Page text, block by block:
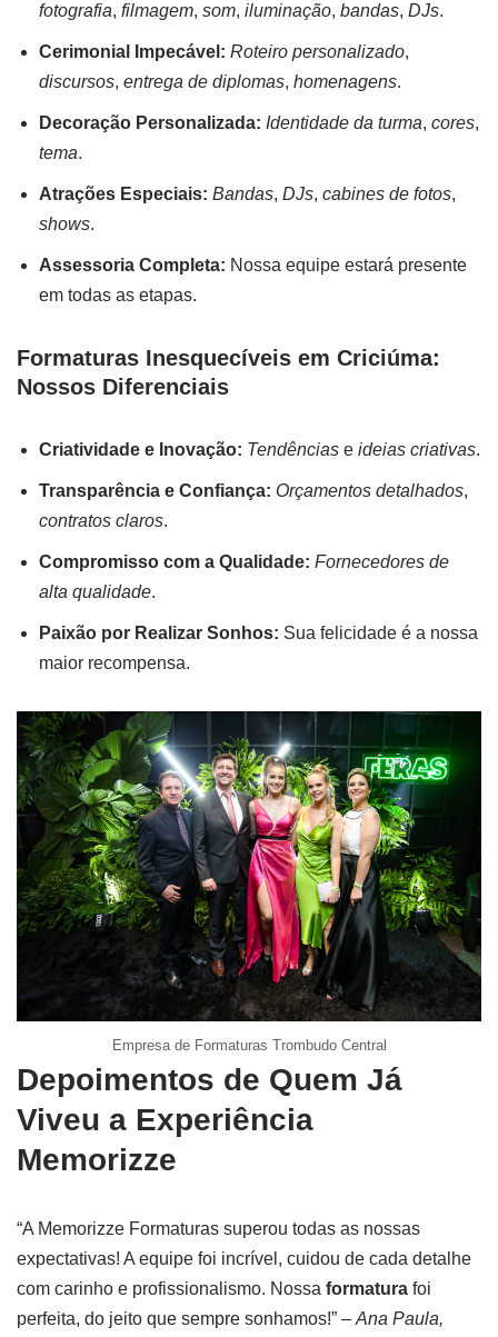
fotografia, filmagem, som, iluminação, bandas, DJs.
Cerimonial Impecável: Roteiro personalizado,
discursos, entrega de diplomas, homenagens.
Decoração Personalizada: Identidade da turma, cores,
tema.
Atrações Especiais: Bandas, DJs, cabines de fotos,
shows.
Assessoria Completa: Nossa equipe estará presente
em todas as etapas.
Formaturas Inesquecíveis em Criciúma:
Nossos Diferenciais
Criatividade e Inovação: Tendências e ideias criativas.
Transparência e Confiança: Orçamentos detalhados,
contratos claros.
Compromisso com a Qualidade: Fornecedores de
alta qualidade.
Paixão por Realizar Sonhos: Sua felicidade é a nossa
maior recompensa.
Empresa de Formaturas Trombudo Central
Depoimentos de Quem Já
Viveu a Experiência
Memorizze
“A Memorizze Formaturas superou todas as nossas
expectativas! A equipe foi incrível, cuidou de cada detalhe
com carinho e profissionalismo. Nossa formatura foi
perfeita, do jeito que sempre sonhamos!” – Ana Paula,